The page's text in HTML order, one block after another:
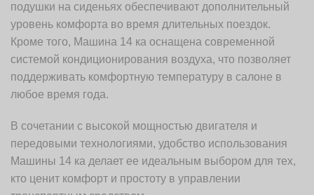
подушки на сиденьях обеспечивают дополнительный
уровень комфорта во время длительных поездок.
Кроме того, Машина 14 ка оснащена современной
системой кондиционирования воздуха, что позволяет
поддерживать комфортную температуру в салоне в
любое время года.
В сочетании с высокой мощностью двигателя и
передовыми технологиями, удобство использования
Машины 14 ка делает ее идеальным выбором для тех,
кто ценит комфорт и простоту в управлении